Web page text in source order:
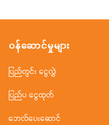
ဝန်ဆောင်မှုများ
ပြည်တွင်း ငွေလွှဲ
ပြည်ပ ငွေထုတ်
ဘေလ်ပေးဆောင်